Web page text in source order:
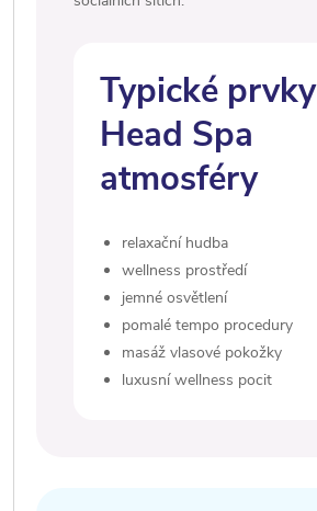
Typické prvky
Head Spa
atmosféry
relaxační hudba
wellness prostředí
jemné osvětlení
pomalé tempo procedury
masáž vlasové pokožky
luxusní wellness pocit